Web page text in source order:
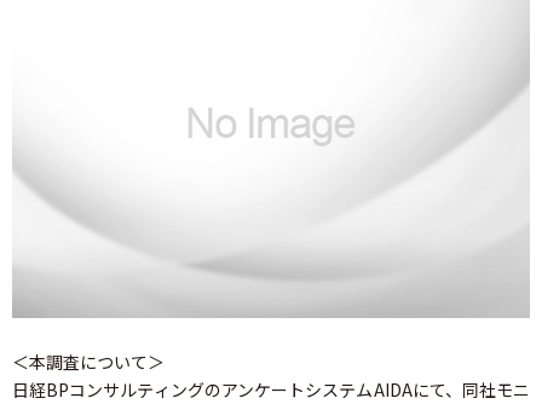
＜本調査について＞
日経BPコンサルティングのアンケートシステムAIDAにて、同社モニ